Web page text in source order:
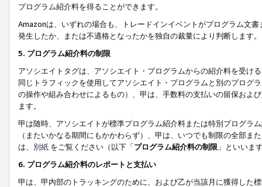
プログラム紹介料を得ることができます。
Amazonは、いずれの場合も、トレードインイベントがプログラム文
発生したか、または不適格となったかを独自の裁量により判断します。
5. プログラム紹介料の制限
アソシエイトタグは、アソシエイト・プログラムからの紹介料を受け
同じトラフィックを使用してアソシエイト・プログラムと別のプログ
の操作や組み合わせによるもの）、甲は、手数料の支払いの留保およ
ます。
甲は随時、アソシエイトが標準プログラム紹介料または特別プログラ
（またいかなる期間にもかかわらず）、甲は、いつでも制限の全部
は、 別紙 をご覧ください（以下「プログラム紹介料の制限 」といいま
6. プログラム紹介料のレポートと支払い
甲は、甲内部のトラッキングのために、および乙が当該月に獲得した